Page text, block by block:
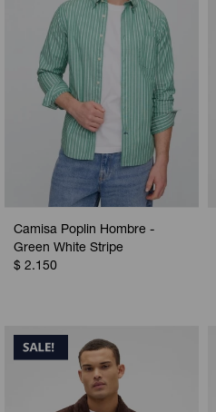
Camisa Poplin Hombre -
Green White Stripe
$ 2.150